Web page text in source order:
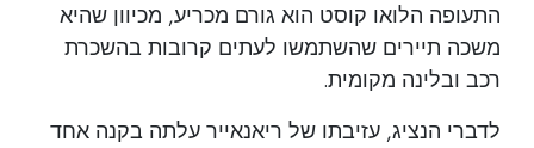
התעופה הלואו קוסט הוא גורם מכריע, מכיוון שהיא
משכה תיירים שהשתמשו לעתים קרובות בהשכרת
רכב ובלינה מקומית.
לדברי הנציג, עזיבתו של ריאנאייר עלתה בקנה אחד